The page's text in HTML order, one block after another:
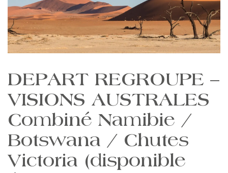
DEPART REGROUPE –
VISIONS AUSTRALES
Combiné Namibie /
Botswana / Chutes
Victoria (disponible